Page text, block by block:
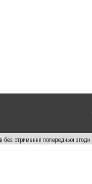
без отримання попередньої
цитовані статті не нижче